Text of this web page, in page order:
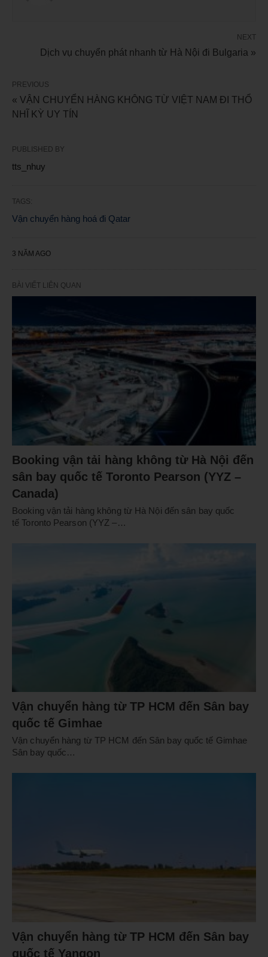
NEXT
Dịch vụ chuyển phát nhanh từ Hà Nội đi Bulgaria »
PREVIOUS
« VẬN CHUYỂN HÀNG KHÔNG TỪ VIỆT NAM ĐI THỔ
NHĨ KỲ UY TÍN
PUBLISHED BY
tts_nhuy
TAGS:
Vận chuyển hàng hoá đi Qatar
3 NĂM AGO
BÀI VIẾT LIÊN QUAN
Booking vận tải hàng không từ Hà Nội đến
sân bay quốc tế Toronto Pearson (YYZ –
Canada)
Booking vận tải hàng không từ Hà Nội đến sân bay quốc
tế Toronto Pearson (YYZ –…
Vận chuyển hàng từ TP HCM đến Sân bay
quốc tế Gimhae
Vận chuyển hàng từ TP HCM đến Sân bay quốc tế Gimhae
Sân bay quốc…
Vận chuyển hàng từ TP HCM đến Sân bay
quốc tế Yangon